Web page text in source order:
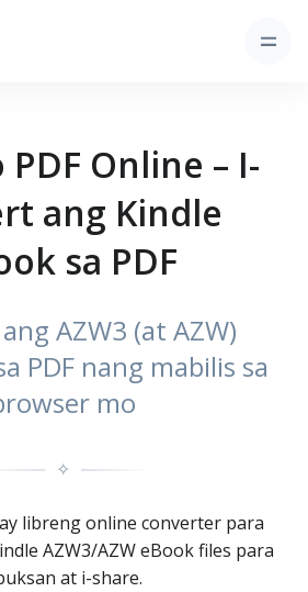
PDF Online – I-
ang Kindle
sa PDF
AZW3 (at AZW)
PDF nang mabilis sa
mo
✧
libreng online converter para
AZW3/AZW eBook files para
at i-share.